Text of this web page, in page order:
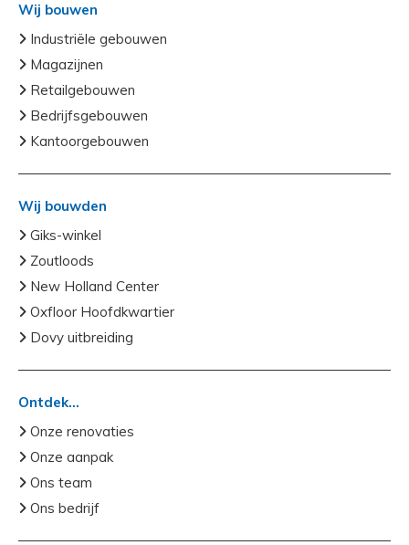
Wij bouwen
Industriële gebouwen
Magazijnen
Retailgebouwen
Bedrijfsgebouwen
Kantoorgebouwen
Wij bouwden
Giks-winkel
Zoutloods
New Holland Center
Oxfloor Hoofdkwartier
Dovy uitbreiding
Ontdek...
Onze renovaties
Onze aanpak
Ons team
Ons bedrijf